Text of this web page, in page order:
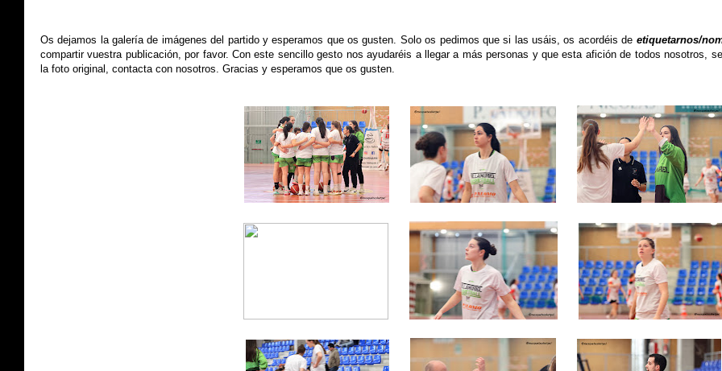
Os dejamos la galería de imágenes del partido y esperamos que os gusten. Solo os pedimos que si las usáis, os acordéis de etiquetarnos/
compartir vuestra publicación, por favor.Con este sencillo gesto nos ayudaréis a llegar a más personas y que esta afición de todos nosotros,
la foto original, contacta con nosotros. Gracias y esperamos que os gusten.